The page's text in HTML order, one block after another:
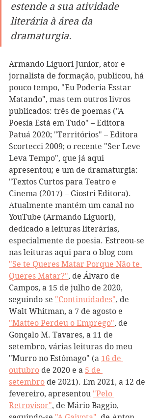
estende a sua atividade
literária à área da
dramaturgia.
Armando Liguori Junior, ator e
jornalista de formação, publicou, há
pouco tempo, "Eu Poderia Esstar
Matando", mas tem outros livros
publicados: três de poemas ("A
Poesia Está em Tudo" – Editora
Patuá 2020; "Territórios" – Editora
Scortecci 2009; o recente "Ser Leve
Leva Tempo", que já aqui
apresentou; e um de dramaturgia:
"Textos Curtos para Teatro e
Cinema (2017) – Giostri Editora).
Atualmente mantém um canal no
YouTube (Armando Liguori),
dedicado a leituras literárias,
especialmente de poesia. Estreou-se
nas leituras aqui para o blog com
"Se te Queres Matar Porque Não te
Queres Matar?", de Álvaro de
Campos, a 15 de julho de 2020,
seguindo-se "Continuidades", de
Walt Whitman, a 7 de agosto e
"Matteo Perdeu o Emprego", de
Gonçalo M. Tavares, a 11 de
setembro, várias leituras do meu
"Murro no Estômago" (a 16 de
outubro de 2020 e a 5 de
setembro de 2021). Em 2021, a 12 de
fevereiro, apresentou "Pelo
Retrovisor", de Mário Baggio,